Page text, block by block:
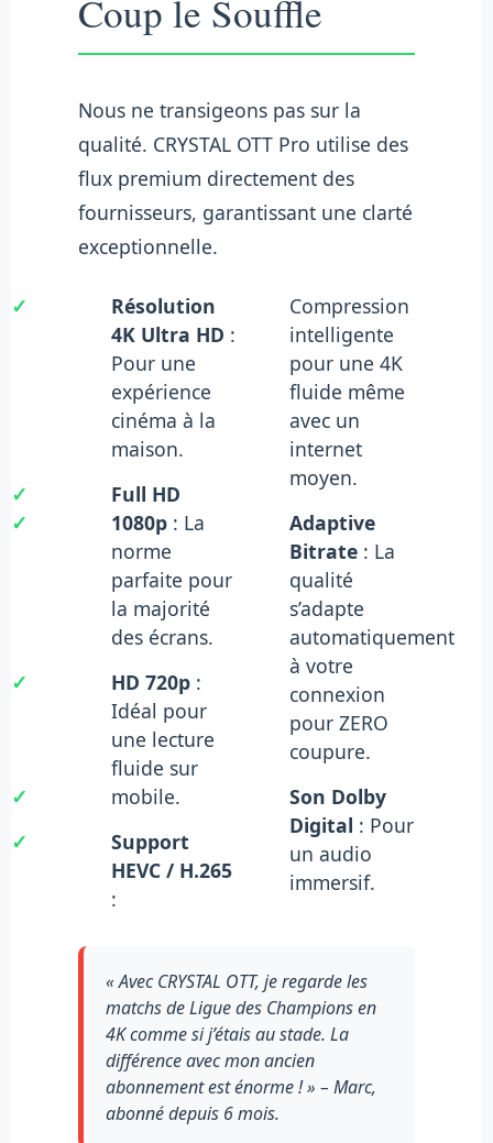
Coup le Souffle
Nous ne transigeons pas sur la
qualité. CRYSTAL OTT Pro utilise des
flux premium directement des
fournisseurs, garantissant une clarté
exceptionnelle.
✓
Résolution
4K Ultra HD :
Pour une
expérience
cinéma à la
maison.
✓
Full HD
1080p : La
norme
parfaite pour
la majorité
des écrans.
✓
HD 720p :
Idéal pour
une lecture
fluide sur
mobile.
✓
Support
HEVC / H.265
:
Compression
intelligente
pour une 4K
fluide même
avec un
internet
moyen.
✓
Adaptive
Bitrate : La
qualité
s’adapte
automatiquement
à votre
connexion
pour ZERO
coupure.
✓
Son Dolby
Digital : Pour
un audio
immersif.
« Avec CRYSTAL OTT, je regarde les
matchs de Ligue des Champions en
4K comme si j’étais au stade. La
différence avec mon ancien
abonnement est énorme ! » – Marc,
abonné depuis 6 mois.